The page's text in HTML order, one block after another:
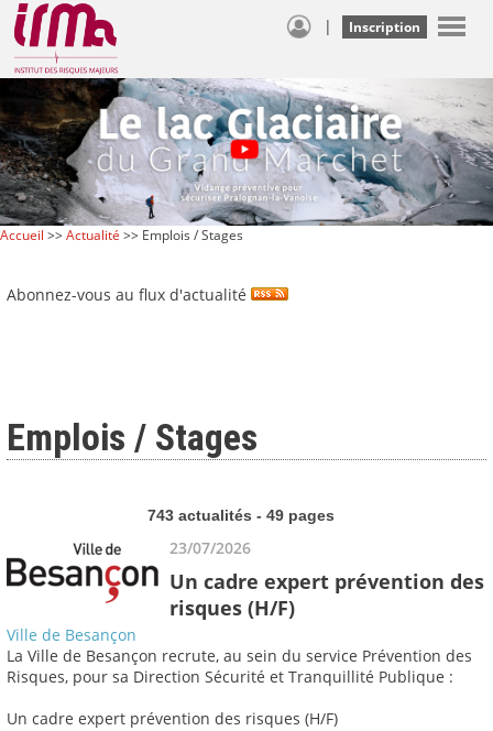
| Inscription
Accueil >>Actualité >> Emplois / Stages
Abonnez-vous au flux d'actualité
Emplois / Stages
743 actualités - 49 pages
23/07/2026
Un cadre expert prévention des
risques (H/F)
Ville de Besançon
La Ville de Besançon recrute, au sein du service Prévention des
Risques, pour sa Direction Sécurité et Tranquillité Publique :
Un cadre expert prévention des risques (H/F)